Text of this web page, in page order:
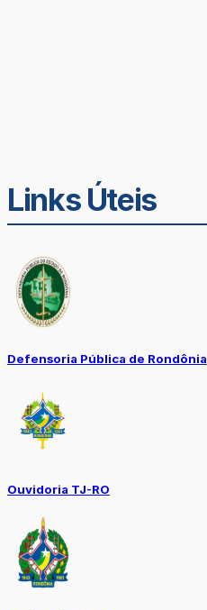
Links Úteis
Defensoria Pública de Rondônia
Ouvidoria TJ-RO